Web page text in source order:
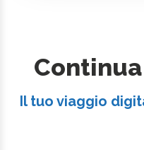
Il tuo viaggio